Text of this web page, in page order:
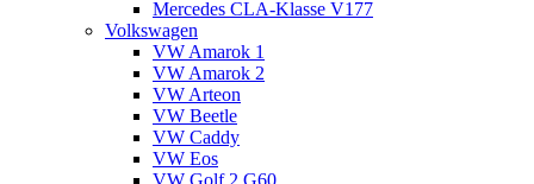
Mercedes CLA-Klasse V177
Volkswagen
VW Amarok 1
VW Amarok 2
VW Arteon
VW Beetle
VW Caddy
VW Eos
VW Golf 2 G60